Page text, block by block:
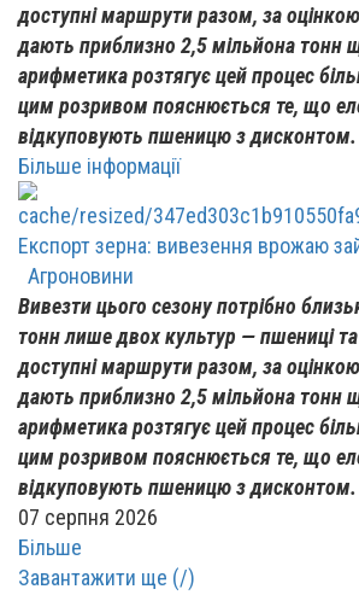
доступні маршрути разом, за
дають приблизно 2,5 мільйона тонн
арифметика розтягує цей процес
цим розривом пояснюється те, що
відкуповують пшеницю з дисконтом.
Більше інформації
Експорт зерна: вивезення врожаю
Агроновини
Вивезти цього сезону потрібно
тонн лише двох культур — пшениці
доступні маршрути разом, за
дають приблизно 2,5 мільйона тонн
арифметика розтягує цей процес
цим розривом пояснюється те, що
відкуповують пшеницю з дисконтом.
07 серпня 2026
Більше
Завантажити ще (/)